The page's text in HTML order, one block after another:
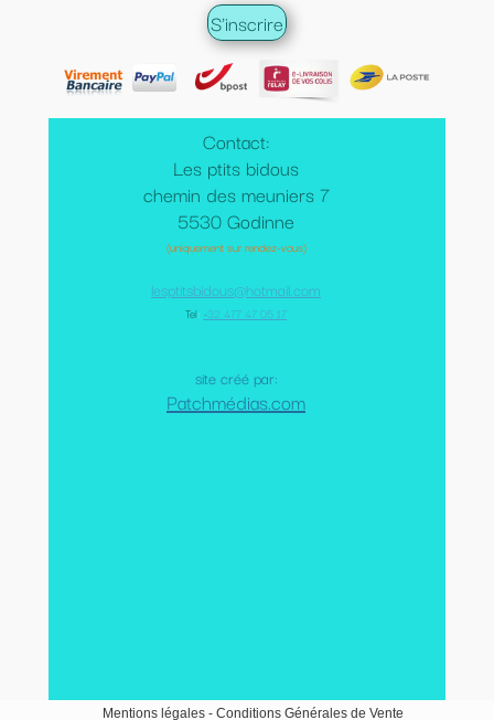
Contact:
Les ptits bidous
chemin des meuniers 7
5530 Godinne
(uniquement sur rendez-vous)
lesptitsbidous@hotmail.com
Tel: +32 477 47 05 17
site créé par:
Patchmédias.com
Mentions légales- Conditions Générales de Vente